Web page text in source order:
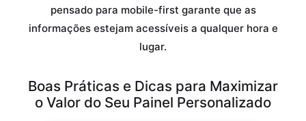
pensado para mobile-first garante que as
informações estejam acessíveis a qualquer hora e
lugar.
Boas Práticas e Dicas para Maximizar
o Valor do Seu Painel Personalizado